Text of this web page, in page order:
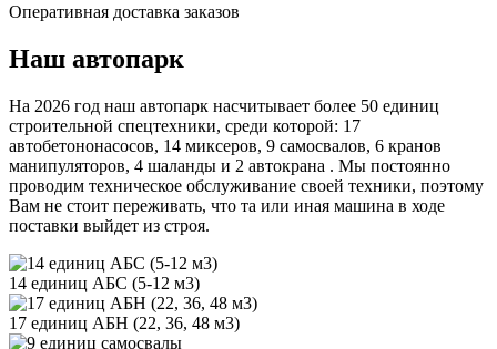
Оперативная доставка заказов
Наш автопарк
На 2026 год наш автопарк насчитывает более 50 единиц
строительной спецтехники, среди которой: 17
автобетононасосов, 14 миксеров, 9 самосвалов, 6 кранов
манипуляторов, 4 шаланды и 2 автокрана . Мы постоянно
проводим техническое обслуживание своей техники, поэтому
Вам не стоит переживать, что та или иная машина в ходе
поставки выйдет из строя.
14 единиц АБС (5-12 м3)
17 единиц АБН (22, 36, 48 м3)